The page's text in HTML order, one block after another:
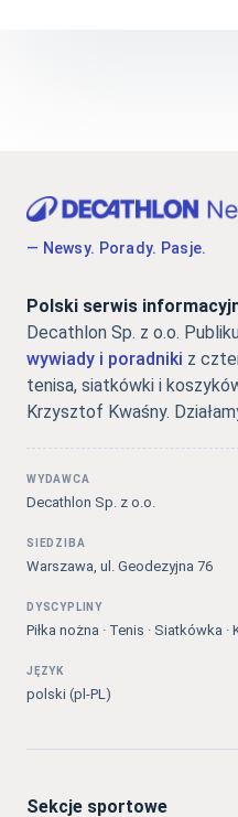
— Newsy. Porady. Pasje.
Polski serwis
Decathlon Sp. z o.o.
wywiady i poradniki z
tenisa, siatkówki i
Krzysztof Kwaśny.
WYDAWCA
Decathlon Sp. z o.o.
SIEDZIBA
Warszawa, ul. Geodezyjna 76
DYSCYPLINY
Piłka nożna · Tenis · Siatkówka
JĘZYK
polski (pl-PL)
Sekcje sportowe